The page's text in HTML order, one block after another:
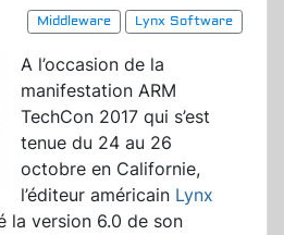
Middleware
Lynx Software
A l’occasion de la
manifestation ARM
TechCon 2017 qui s’est
tenue du 24 au 26
octobre en Californie,
l’éditeur américain Lynx
la version 6.0 de son